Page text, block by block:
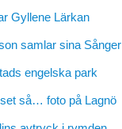
Gyllene Lärkan
samlar sina Sånger
engelska park
så… foto på Lagnö